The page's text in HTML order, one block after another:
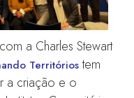
a Charles Stewart
Territóriostem
a criação e o